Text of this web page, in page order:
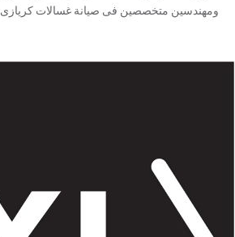
ومهندسين متخصصين فى صيانة غسالات كريازى